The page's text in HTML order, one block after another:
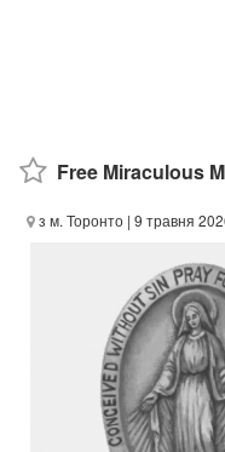
Free Miraculous
з м. Торонто | 9 травня